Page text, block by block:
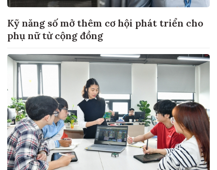
Kỹ năng số mở thêm cơ hội phát triển cho
phụ nữ từ cộng đồng